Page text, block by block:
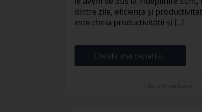
dintre zile, eficiența și
este cheia productivității și [...]
Citeste mai departe...